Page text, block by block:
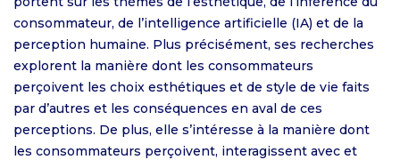
consommateur, de l’intelligence artificielle (IA) et de la
perception humaine. Plus précisément, ses recherches
explorent la manière dont les consommateurs
perçoivent les choix esthétiques et de style de vie faits
par d’autres et les conséquences en aval de ces
perceptions. De plus, elle s’intéresse à la manière dont
les consommateurs perçoivent, interagissent avec et